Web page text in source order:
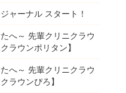
ャーナル スタート！
へ～ 先輩クリニクラウ
ラウンポリタン】
へ～ 先輩クリニクラウ
ラウンぴろ】